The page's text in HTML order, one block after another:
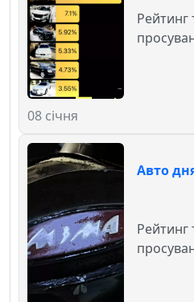
08 січня
Рейтинг
Авто
Рейтинг